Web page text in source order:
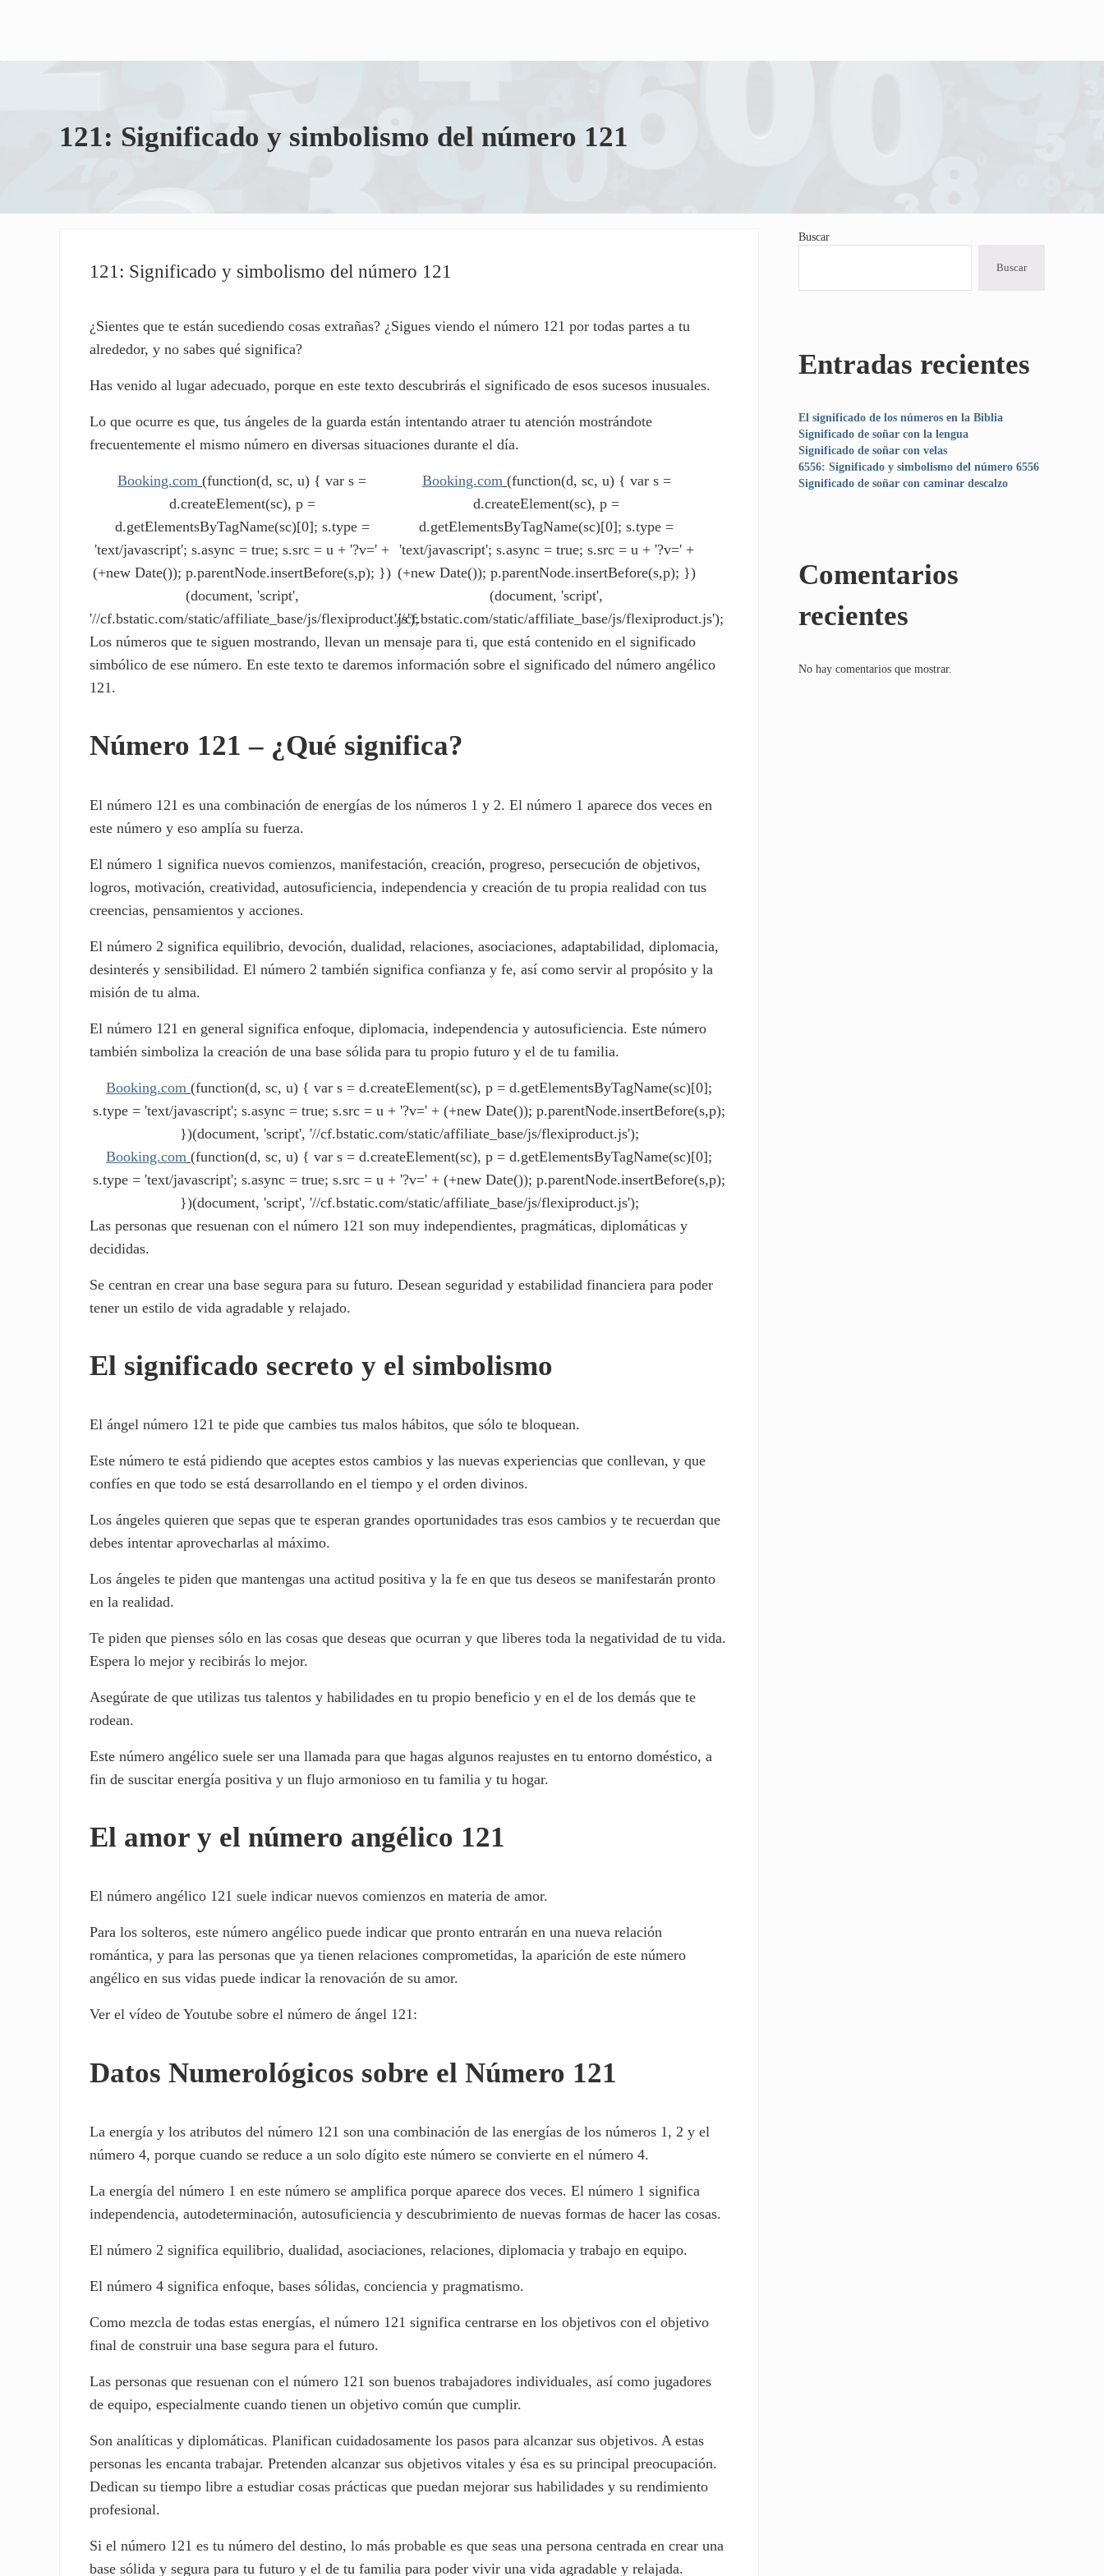
121: Significado y simbolismo del número 121
121: Significado y simbolismo del número 121
¿Sientes que te están sucediendo cosas extrañas? ¿Sigues viendo el número 121 por todas partes a tu
alrededor, y no sabes qué significa?
Has venido al lugar adecuado, porque en este texto descubrirás el significado de esos sucesos inusuales.
Lo que ocurre es que, tus ángeles de la guarda están intentando atraer tu atención mostrándote
frecuentemente el mismo número en diversas situaciones durante el día.
Booking.com (function(d, sc, u) { var s =
d.createElement(sc), p =
d.getElementsByTagName(sc)[0]; s.type =
'text/javascript'; s.async = true; s.src = u + '?v=' +
(+new Date()); p.parentNode.insertBefore(s,p); })
(document, 'script',
'//cf.bstatic.com/static/affiliate_base/js/flexiproduct.js');
Booking.com (function(d, sc, u) { var s =
d.createElement(sc), p =
d.getElementsByTagName(sc)[0]; s.type =
'text/javascript'; s.async = true; s.src = u + '?v=' +
(+new Date()); p.parentNode.insertBefore(s,p); })
(document, 'script',
'//cf.bstatic.com/static/affiliate_base/js/flexiproduct.js');
Los números que te siguen mostrando, llevan un mensaje para ti, que está contenido en el significado
simbólico de ese número. En este texto te daremos información sobre el significado del número angélico
121.
Número 121 – ¿Qué significa?
El número 121 es una combinación de energías de los números 1 y 2. El número 1 aparece dos veces en
este número y eso amplía su fuerza.
El número 1 significa nuevos comienzos, manifestación, creación, progreso, persecución de objetivos,
logros, motivación, creatividad, autosuficiencia, independencia y creación de tu propia realidad con tus
creencias, pensamientos y acciones.
El número 2 significa equilibrio, devoción, dualidad, relaciones, asociaciones, adaptabilidad, diplomacia,
desinterés y sensibilidad. El número 2 también significa confianza y fe, así como servir al propósito y la
misión de tu alma.
El número 121 en general significa enfoque, diplomacia, independencia y autosuficiencia. Este número
también simboliza la creación de una base sólida para tu propio futuro y el de tu familia.
Booking.com (function(d, sc, u) { var s = d.createElement(sc), p = d.getElementsByTagName(sc)[0];
s.type = 'text/javascript'; s.async = true; s.src = u + '?v=' + (+new Date()); p.parentNode.insertBefore(s,p);
})(document, 'script', '//cf.bstatic.com/static/affiliate_base/js/flexiproduct.js');
Booking.com (function(d, sc, u) { var s = d.createElement(sc), p = d.getElementsByTagName(sc)[0];
s.type = 'text/javascript'; s.async = true; s.src = u + '?v=' + (+new Date()); p.parentNode.insertBefore(s,p);
})(document, 'script', '//cf.bstatic.com/static/affiliate_base/js/flexiproduct.js');
Las personas que resuenan con el número 121 son muy independientes, pragmáticas, diplomáticas y
decididas.
Se centran en crear una base segura para su futuro. Desean seguridad y estabilidad financiera para poder
tener un estilo de vida agradable y relajado.
El significado secreto y el simbolismo
El ángel número 121 te pide que cambies tus malos hábitos, que sólo te bloquean.
Este número te está pidiendo que aceptes estos cambios y las nuevas experiencias que conllevan, y que
confíes en que todo se está desarrollando en el tiempo y el orden divinos.
Los ángeles quieren que sepas que te esperan grandes oportunidades tras esos cambios y te recuerdan que
debes intentar aprovecharlas al máximo.
Los ángeles te piden que mantengas una actitud positiva y la fe en que tus deseos se manifestarán pronto
en la realidad.
Te piden que pienses sólo en las cosas que deseas que ocurran y que liberes toda la negatividad de tu vida.
Espera lo mejor y recibirás lo mejor.
Asegúrate de que utilizas tus talentos y habilidades en tu propio beneficio y en el de los demás que te
rodean.
Este número angélico suele ser una llamada para que hagas algunos reajustes en tu entorno doméstico, a
fin de suscitar energía positiva y un flujo armonioso en tu familia y tu hogar.
El amor y el número angélico 121
El número angélico 121 suele indicar nuevos comienzos en materia de amor.
Para los solteros, este número angélico puede indicar que pronto entrarán en una nueva relación
romántica, y para las personas que ya tienen relaciones comprometidas, la aparición de este número
angélico en sus vidas puede indicar la renovación de su amor.
Ver el vídeo de Youtube sobre el número de ángel 121:
Datos Numerológicos sobre el Número 121
La energía y los atributos del número 121 son una combinación de las energías de los números 1, 2 y el
número 4, porque cuando se reduce a un solo dígito este número se convierte en el número 4.
La energía del número 1 en este número se amplifica porque aparece dos veces. El número 1 significa
independencia, autodeterminación, autosuficiencia y descubrimiento de nuevas formas de hacer las cosas.
El número 2 significa equilibrio, dualidad, asociaciones, relaciones, diplomacia y trabajo en equipo.
El número 4 significa enfoque, bases sólidas, conciencia y pragmatismo.
Como mezcla de todas estas energías, el número 121 significa centrarse en los objetivos con el objetivo
final de construir una base segura para el futuro.
Las personas que resuenan con el número 121 son buenos trabajadores individuales, así como jugadores
de equipo, especialmente cuando tienen un objetivo común que cumplir.
Son analíticas y diplomáticas. Planifican cuidadosamente los pasos para alcanzar sus objetivos. A estas
personas les encanta trabajar. Pretenden alcanzar sus objetivos vitales y ésa es su principal preocupación.
Dedican su tiempo libre a estudiar cosas prácticas que puedan mejorar sus habilidades y su rendimiento
profesional.
Si el número 121 es tu número del destino, lo más probable es que seas una persona centrada en crear una
base sólida y segura para tu futuro y el de tu familia para poder vivir una vida agradable y relajada.
Sidebar
Buscar
Buscar
Entradas recientes
El significado de los números en la Biblia
Significado de soñar con la lengua
Significado de soñar con velas
6556: Significado y simbolismo del número 6556
Significado de soñar con caminar descalzo
Comentarios
recientes
No hay comentarios que mostrar.